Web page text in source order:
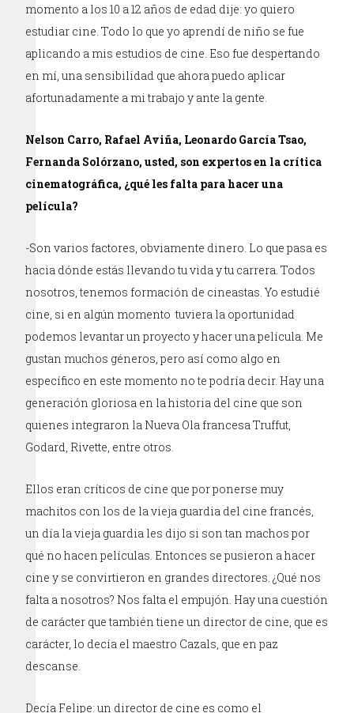
momento a los 10 a 12 años de edad dije: yo quiero
estudiar cine. Todo lo que yo aprendí de niño se fue
aplicando a mis estudios de cine. Eso fue despertando
en mí, una sensibilidad que ahora puedo aplicar
afortunadamente a mi trabajo y ante la gente.
Nelson Carro, Rafael Aviña, Leonardo García Tsao,
Fernanda Solórzano, usted, son expertos en la crítica
cinematográfica, ¿qué les falta para hacer una
película?
-Son varios factores, obviamente dinero. Lo que pasa es
hacia dónde estás llevando tu vida y tu carrera. Todos
nosotros, tenemos formación de cineastas. Yo estudié
cine, si en algún momento tuviera la oportunidad
podemos levantar un proyecto y hacer una película. Me
gustan muchos géneros, pero así como algo en
específico en este momento no te podría decir. Hay una
generación gloriosa en la historia del cine que son
quienes integraron la Nueva Ola francesa Truffut,
Godard, Rivette, entre otros.
Ellos eran críticos de cine que por ponerse muy
machitos con los de la vieja guardia del cine francés,
un día la vieja guardia les dijo si son tan machos por
qué no hacen películas. Entonces se pusieron a hacer
cine y se convirtieron en grandes directores. ¿Qué nos
falta a nosotros? Nos falta el empujón. Hay una cuestión
de carácter que también tiene un director de cine, que es
carácter, lo decía el maestro Cazals, que en paz
descanse.
Decía Felipe: un director de cine es como el